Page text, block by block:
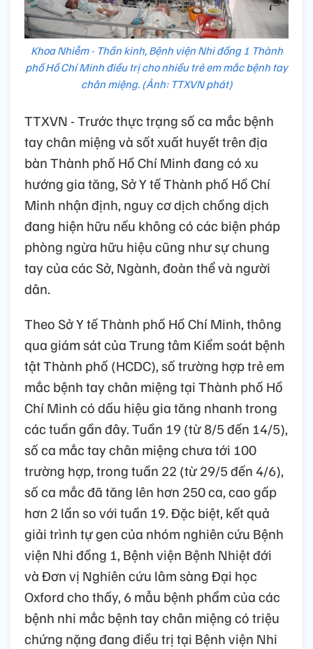
Khoa Nhiễm - Thần kinh, Bệnh viện Nhi đồng 1 Thành
phố Hồ Chí Minh điều trị cho nhiều trẻ em mắc bệnh tay
chân miệng. (Ảnh: TTXVN phát)
TTXVN - Trước thực trạng số ca mắc bệnh
tay chân miệng và sốt xuất huyết trên địa
bàn Thành phố Hồ Chí Minh đang có xu
hướng gia tăng, Sở Y tế Thành phố Hồ Chí
Minh nhận định, nguy cơ dịch chồng dịch
đang hiện hữu nếu không có các biện pháp
phòng ngừa hữu hiệu cũng như sự chung
tay của các Sở, Ngành, đoàn thể và người
dân.
Theo Sở Y tế Thành phố Hồ Chí Minh, thông
qua giám sát của Trung tâm Kiểm soát bệnh
tật Thành phố (HCDC), số trường hợp trẻ em
mắc bệnh tay chân miệng tại Thành phố Hồ
Chí Minh có dấu hiệu gia tăng nhanh trong
các tuần gần đây. Tuần 19 (từ 8/5 đến 14/5),
số ca mắc tay chân miệng chưa tới 100
trường hợp, trong tuần 22 (từ 29/5 đến 4/6),
số ca mắc đã tăng lên hơn 250 ca, cao gấp
hơn 2 lần so với tuần 19. Đặc biệt, kết quả
giải trình tự gen của nhóm nghiên cứu Bệnh
viện Nhi đồng 1, Bệnh viện Bệnh Nhiệt đới
và Đơn vị Nghiên cứu lâm sàng Đại học
Oxford cho thấy, 6 mẫu bệnh phẩm của các
bệnh nhi mắc bệnh tay chân miệng có triệu
chứng nặng đang điều trị tại Bệnh viện Nhi